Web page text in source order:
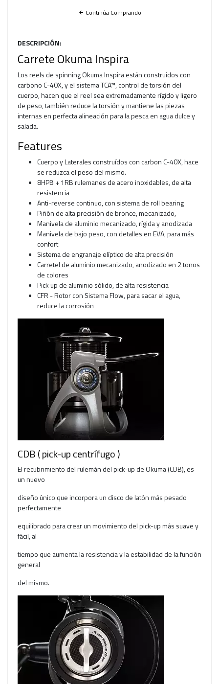
Continúa Comprando
DESCRIPCIÓN:
Carrete Okuma Inspira
Los reels de spinning Okuma Inspira están construidos con
carbono C-40X, y el sistema TCA™, control de torsión del
cuerpo, hacen que el reel sea extremadamente rígido y ligero
de peso, también reduce la torsión y mantiene las piezas
internas en perfecta alineación para la pesca en agua dulce y
salada.
Features
Cuerpo y Laterales construídos con carbon C-40X, hace
se reduzca el peso del mismo.
8HPB + 1RB rulemanes de acero inoxidables, de alta
resistencia
Anti-reverse continuo, con sistema de roll bearing
Piñón de alta precisión de bronce, mecanizado,
Manivela de aluminio mecanizado, rígida y anodizada
Manivela de bajo peso, con detalles en EVA, para más
confort
Sistema de engranaje elíptico de alta precisión
Carretel de aluminio mecanizado, anodizado en 2 tonos
de colores
Pick up de aluminio sólido, de alta resistencia
CFR - Rotor con Sistema Flow, para sacar el agua,
reduce la corrosión
CDB ( pick-up centrífugo )
El recubrimiento del rulemán del pick-up de Okuma (CDB), es
un nuevo
diseño único que incorpora un disco de latón más pesado
perfectamente
equilibrado para crear un movimiento del pick-up más suave y
fácil, al
tiempo que aumenta la resistencia y la estabilidad de la función
general
del mismo.